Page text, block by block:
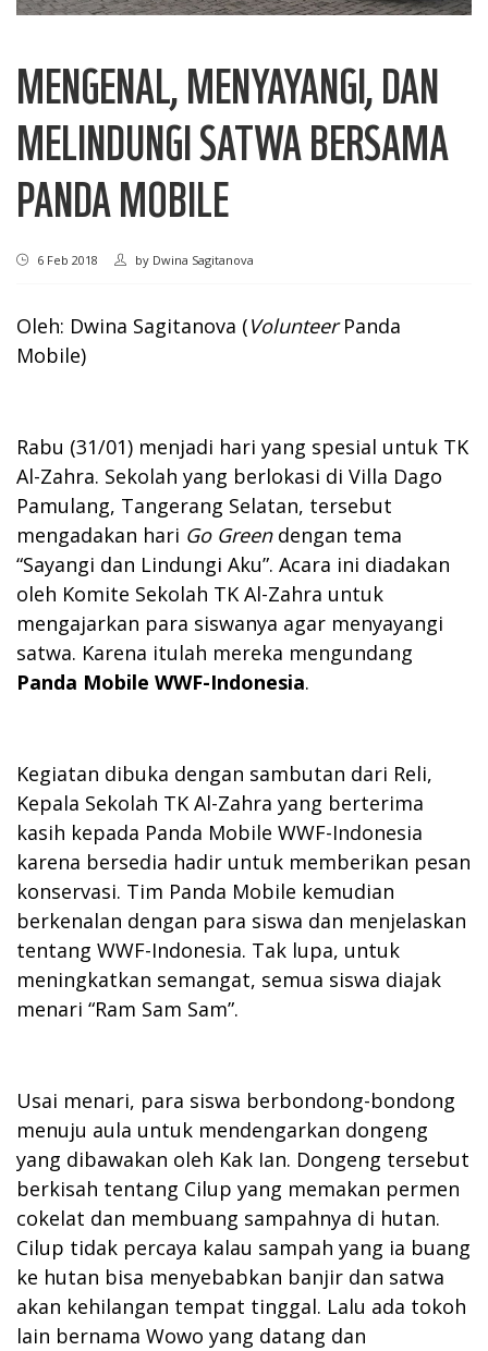
MENGENAL, MENYAYANGI, DAN
MELINDUNGI SATWA BERSAMA
PANDA MOBILE
6 Feb 2018 by Dwina Sagitanova
Oleh: Dwina Sagitanova (VolunteerPanda
Mobile)
Rabu (31/01) menjadi hari yang spesial untuk TK
Al-Zahra. Sekolah yang berlokasi di Villa Dago
Pamulang, Tangerang Selatan, tersebut
mengadakan hari Go Green dengan tema
“Sayangi dan Lindungi Aku”. Acara ini diadakan
oleh Komite Sekolah TK Al-Zahra untuk
mengajarkan para siswanya agar menyayangi
satwa. Karena itulah mereka mengundang
Panda Mobile WWF-Indonesia.
Kegiatan dibuka dengan sambutan dari Reli,
Kepala Sekolah TK Al-Zahra yang berterima
kasih kepada Panda Mobile WWF-Indonesia
karena bersedia hadir untuk memberikan pesan
konservasi. Tim Panda Mobile kemudian
berkenalan dengan para siswa dan menjelaskan
tentang WWF-Indonesia. Tak lupa, untuk
meningkatkan semangat, semua siswa diajak
menari “Ram Sam Sam”.
Usai menari, para siswa berbondong-bondong
menuju aula untuk mendengarkan dongeng
yang dibawakan oleh Kak Ian. Dongeng tersebut
berkisah tentang Cilup yang memakan permen
cokelat dan membuang sampahnya di hutan.
Cilup tidak percaya kalau sampah yang ia buang
ke hutan bisa menyebabkan banjir dan satwa
akan kehilangan tempat tinggal. Lalu ada tokoh
lain bernama Wowo yang datang dan